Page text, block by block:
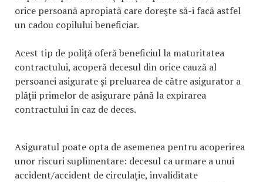
orice persoană apropiată care doreşte să-i facă astfel
un cadou copilului beneficiar.
Acest tip de poliţă oferă beneficiul la maturitatea
contractului, acoperă decesul din orice cauză al
persoanei asigurate şi preluarea de către asigurator a
plăţii primelor de asigurare până la expirarea
contractului în caz de deces.
Asiguratul poate opta de asemenea pentru acoperirea
unor riscuri suplimentare: decesul ca urmare a unui
accident/accident de circulaţie, invaliditate